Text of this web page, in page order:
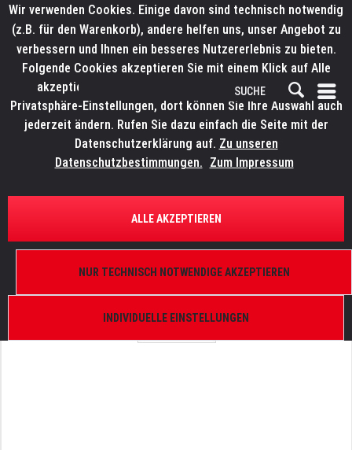
ÜBERSICHT ERSATZTEILE
Wir verwenden Cookies. Einige davon sind technisch notwendig
(z.B. für den Warenkorb), andere helfen uns, unser Angebot zu
verbessern und Ihnen ein besseres Nutzererlebnis zu bieten.
Folgende Cookies akzeptieren Sie mit einem Klick auf Alle
akzeptieren. Weitere Informationen finden Sie in den
Privatsphäre-Einstellungen, dort können Sie Ihre Auswahl auch
jederzeit ändern. Rufen Sie dazu einfach die Seite mit der
Datenschutzerklärung auf. Zu unseren
Datenschutzbestimmungen. Zum Impressum
INDIVIDUELLE EINSTELLUNGEN
NUR TECHNISCH NOTWENDIGE AKZEPTIEREN
ALLE AKZEPTIEREN